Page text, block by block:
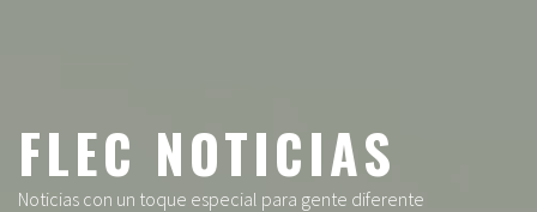
FLEC NOTICIAS
Noticias con un toque especial para gente diferente